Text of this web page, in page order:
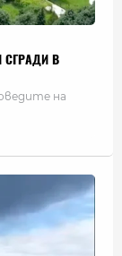
В
на